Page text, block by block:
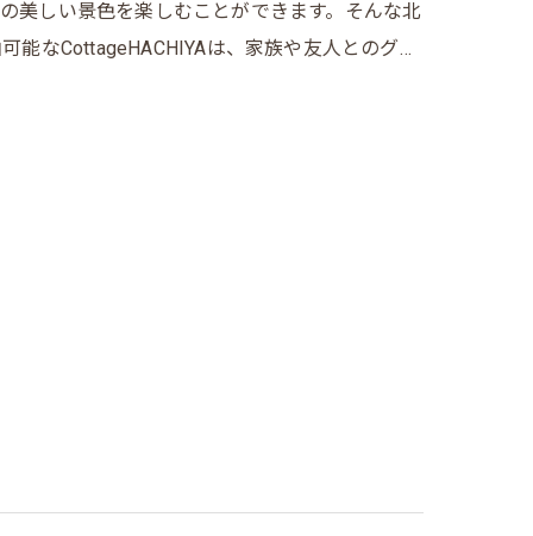
美しい景色を楽しむことができます。そんな北
能なCottageHACHIYAは、家族や友人とのグ…